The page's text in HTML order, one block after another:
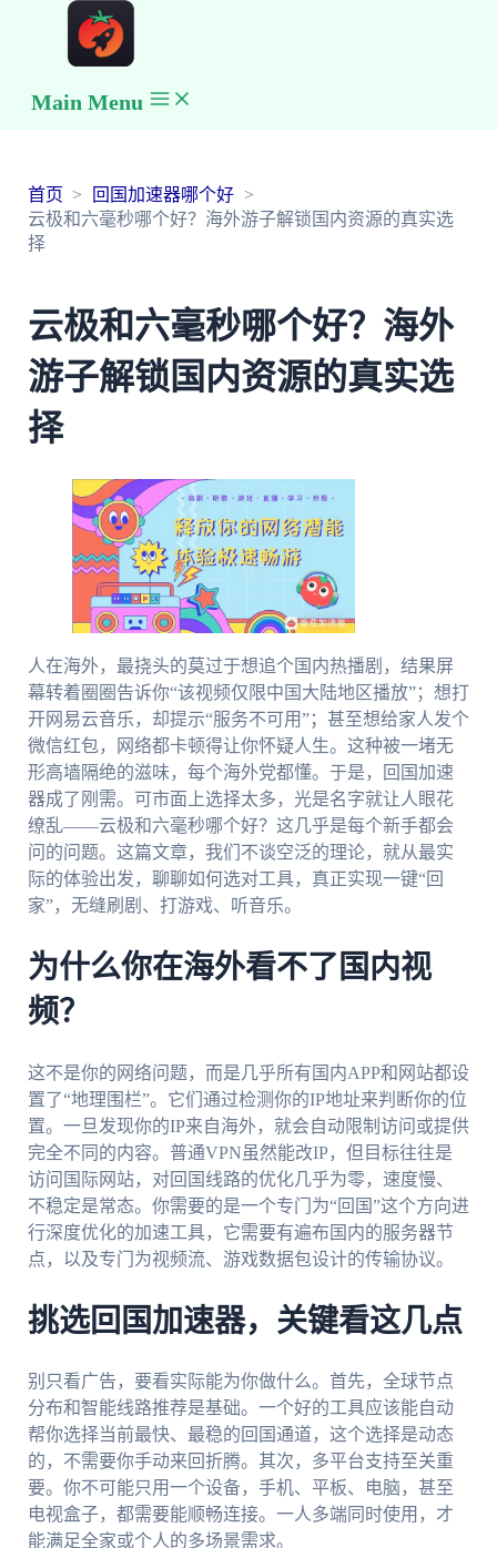
Main Menu
首页
回国加速器哪个好
云极和六毫秒哪个好？海外游子解锁国内资源的真实选
择
云极和六毫秒哪个好？海外
游子解锁国内资源的真实选
择
人在海外，最挠头的莫过于想追个国内热播剧，结果屏
幕转着圈圈告诉你“该视频仅限中国大陆地区播放”；想打
开网易云音乐，却提示“服务不可用”；甚至想给家人发个
微信红包，网络都卡顿得让你怀疑人生。这种被一堵无
形高墙隔绝的滋味，每个海外党都懂。于是，回国加速
器成了刚需。可市面上选择太多，光是名字就让人眼花
缭乱——云极和六毫秒哪个好？这几乎是每个新手都会
问的问题。这篇文章，我们不谈空泛的理论，就从最实
际的体验出发，聊聊如何选对工具，真正实现一键“回
家”，无缝刷剧、打游戏、听音乐。
为什么你在海外看不了国内视
频？
这不是你的网络问题，而是几乎所有国内APP和网站都设
置了“地理围栏”。它们通过检测你的IP地址来判断你的位
置。一旦发现你的IP来自海外，就会自动限制访问或提供
完全不同的内容。普通VPN虽然能改IP，但目标往往是
访问国际网站，对回国线路的优化几乎为零，速度慢、
不稳定是常态。你需要的是一个专门为“回国”这个方向进
行深度优化的加速工具，它需要有遍布国内的服务器节
点，以及专门为视频流、游戏数据包设计的传输协议。
挑选回国加速器，关键看这几点
别只看广告，要看实际能为你做什么。首先，全球节点
分布和智能线路推荐是基础。一个好的工具应该能自动
帮你选择当前最快、最稳的回国通道，这个选择是动态
的，不需要你手动来回折腾。其次，多平台支持至关重
要。你不可能只用一个设备，手机、平板、电脑，甚至
电视盒子，都需要能顺畅连接。一人多端同时使用，才
能满足全家或个人的多场景需求。